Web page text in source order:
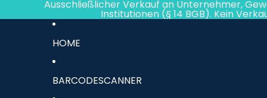
Ausschließlicher Verkauf an Unternehmer,
Institutionen (§ 14 BGB). Kein
HOME
BARCODESCANNER